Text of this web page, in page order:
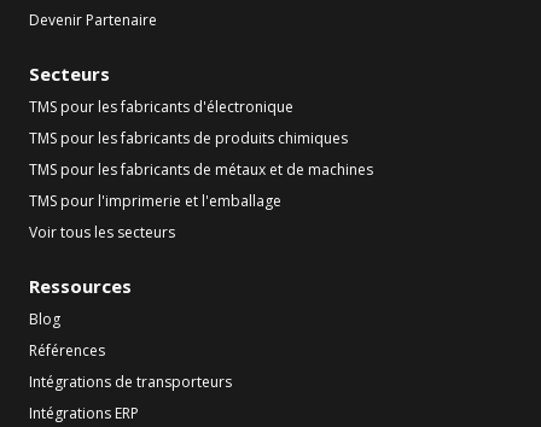
Devenir Partenaire
Secteurs
TMS pour les fabricants d'électronique
TMS pour les fabricants de produits chimiques
TMS pour les fabricants de métaux et de machines
TMS pour l'imprimerie et l'emballage
Voir tous les secteurs
Ressources
Blog
Références
Intégrations de transporteurs
Intégrations ERP